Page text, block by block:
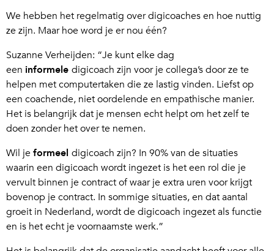
We hebben het regelmatig over digicoaches en hoe nuttig
ze zijn. Maar hoe word je er nou één?
Suzanne Verheijden: “Je kunt elke dag
een informele digicoach zijn voor je collega’s door ze te
helpen met computertaken die ze lastig vinden. Liefst op
een coachende, niet oordelende en empathische manier.
Het is belangrijk dat je mensen echt helpt om het zelf te
doen zonder het over te nemen.
Wil jeformeel digicoach zijn? In 90% van de situaties
waarin een digicoach wordt ingezet is het een rol die je
vervult binnen je contract of waar je extra uren voor krijgt
bovenop je contract. In sommige situaties, en dat aantal
groeit in Nederland, wordt de digicoach ingezet als functie
en is het echt je voornaamste werk.”